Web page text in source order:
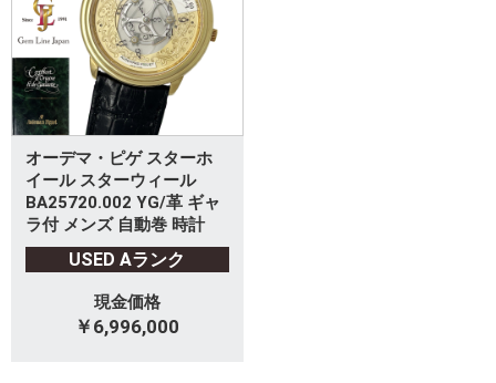
オーデマ・ピゲ スターホ
イール スターウィール
BA25720.002 YG/革 ギャ
ラ付 メンズ 自動巻 時計
USED Aランク
現金価格
￥6,996,000